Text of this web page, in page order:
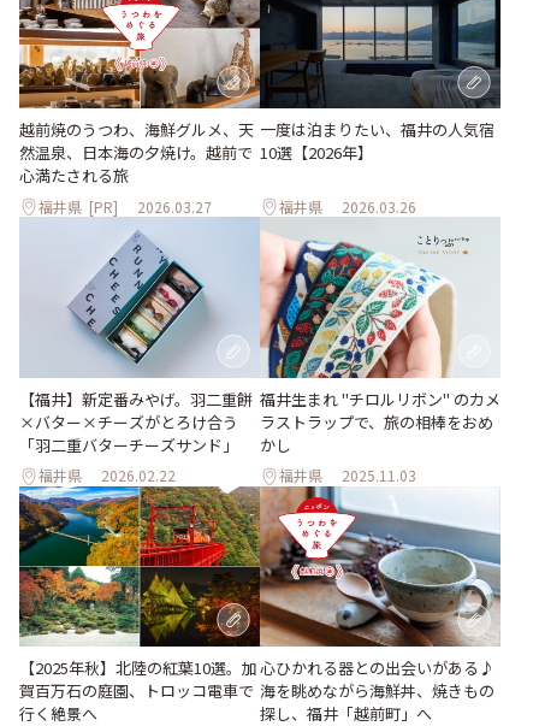
越前焼のうつわ、海鮮グルメ、天
然温泉、日本海の夕焼け。越前で
心満たされる旅
福井県 [PR] 2026.03.27
一度は泊まりたい、福井の人気宿
10選【2026年】
福井県 2026.03.26
【福井】新定番みやげ。羽二重餅
×バター×チーズがとろけ合う
「羽二重バターチーズサンド」
福井県 2026.02.22
福井生まれ "チロルリボン" のカメ
ラストラップで、旅の相棒をおめ
かし
福井県 2025.11.03
【2025年秋】北陸の紅葉10選。加
賀百万石の庭園、トロッコ電車で
行く絶景へ
心ひかれる器との出会いがある♪
海を眺めながら海鮮丼、焼きもの
探し、福井「越前町」へ